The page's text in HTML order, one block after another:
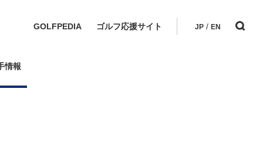
GOLFPEDIA ゴルフ応援サイト JP / EN
情報